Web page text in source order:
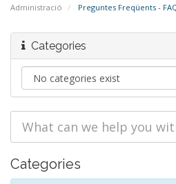
Administració Preguntes Freqüents -
Categories
Categories